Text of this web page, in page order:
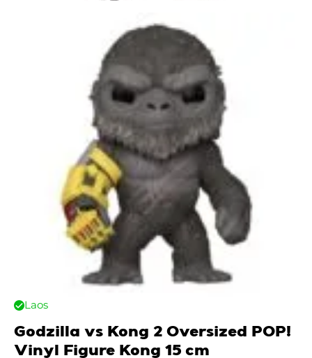
Laos
Godzilla vs Kong 2 Oversized POP!
Vinyl Figure Kong 15 cm